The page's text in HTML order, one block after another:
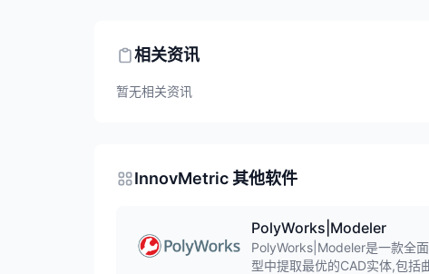
相关资讯
暂无相关资讯
InnovMetric 其他软件
PolyWorks|Modeler
PolyWorks|Modeler是一款全
型中提取最优的CAD实体,包括